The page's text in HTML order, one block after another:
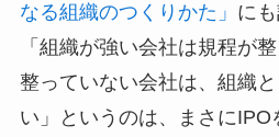
なる組織のつくりかた」 に
「組織が強い会社は規程が
整っていない会社は、組織
い」というのは、まさに